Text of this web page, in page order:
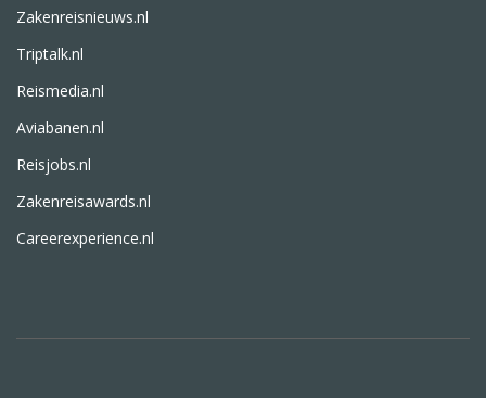
Zakenreisnieuws.nl
Triptalk.nl
Reismedia.nl
Aviabanen.nl
Reisjobs.nl
Zakenreisawards.nl
Careerexperience.nl